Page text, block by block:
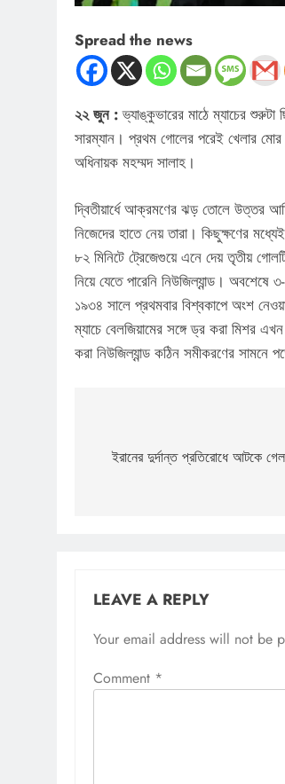
Spread the news
২২ জুন :ভ্যাঙ্কুভারের মাঠে ম্যাচের
সারম্যান। প্রথম গোলের পরেই খেলার মোর
অধিনায়ক মহম্মদ সালাহ।
দ্বিতীয়ার্ধে আক্রমণের ঝড় তোলে উত্তর
নিজেদের হাতে নেয় তারা। কিছুক্ষণের
৮২ মিনিটে ট্রেজেগুয়ে এনে দেয় তৃতীয়
নিয়ে যেতে পারেনি নিউজিল্যান্ড।
১৯৩৪ সালে প্রথমবার বিশ্বকাপে অংশ
ম্যাচে বেলজিয়ামের সঙ্গে ড্র করা মিশর
করা নিউজিল্যান্ড কঠিন সমীকরণের সামনে
navigation
ইরানের দুর্দান্ত প্রতিরোধে আটকে
LEAVE A REPLY
Your email address will not be
Comment *